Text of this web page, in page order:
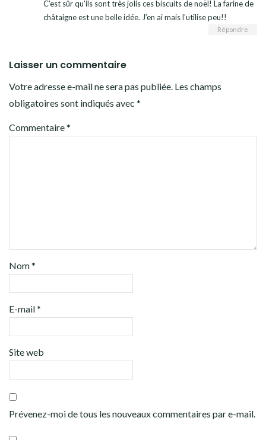
C’est sûr qu’ils sont très jolis ces biscuits de noël! La farine de
châtaigne est une belle idée. J’en ai mais l’utilise peu!!
Répondre
Laisser un commentaire
Votre adresse e-mail ne sera pas publiée. Les champs
obligatoires sont indiqués avec *
Commentaire*
Nom*
E-mail*
Site web
Prévenez-moi de tous les nouveaux commentaires par e-mail.